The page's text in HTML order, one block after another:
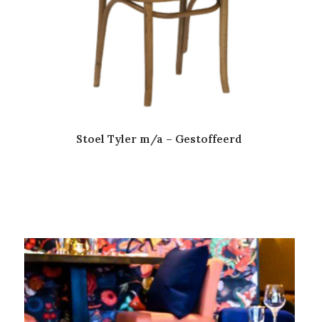
Stoel Tyler m/a – Gestoffeerd